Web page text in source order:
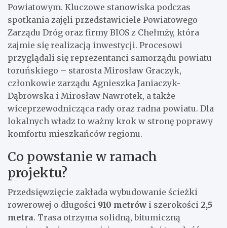
Powiatowym. Kluczowe stanowiska podczas
spotkania zajęli przedstawiciele Powiatowego
Zarządu Dróg oraz firmy BIOS z Chełmży, która
zajmie się realizacją inwestycji. Procesowi
przyglądali się reprezentanci samorządu powiatu
toruńskiego – starosta Mirosław Graczyk,
członkowie zarządu Agnieszka Janiaczyk-
Dąbrowska i Mirosław Nawrotek, a także
wiceprzewodnicząca rady oraz radna powiatu. Dla
lokalnych władz to ważny krok w stronę poprawy
komfortu mieszkańców regionu.
Co powstanie w ramach
projektu?
Przedsięwzięcie zakłada wybudowanie ścieżki
rowerowej o długości 910 metrów i szerokości 2,5
metra. Trasa otrzyma solidną, bitumiczną